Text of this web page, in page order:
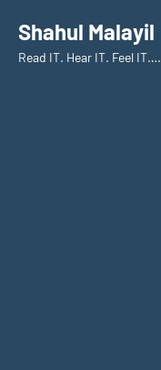
content
Shahul Malayil
Read IT. Hear IT. Feel IT….